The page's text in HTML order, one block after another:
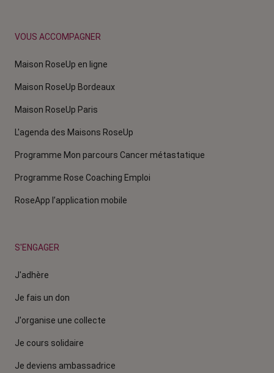
VOUS ACCOMPAGNER
Maison RoseUp en ligne
Maison RoseUp Bordeaux
Maison RoseUp Paris
L'agenda des Maisons RoseUp
Programme Mon parcours Cancer métastatique
Programme Rose Coaching Emploi
RoseApp l’application mobile
S'ENGAGER
J'adhère
Je fais un don
J'organise une collecte
Je cours solidaire
Je deviens ambassadrice